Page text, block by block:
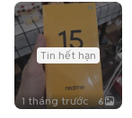
Tin hết hạn
1 tháng trước 6